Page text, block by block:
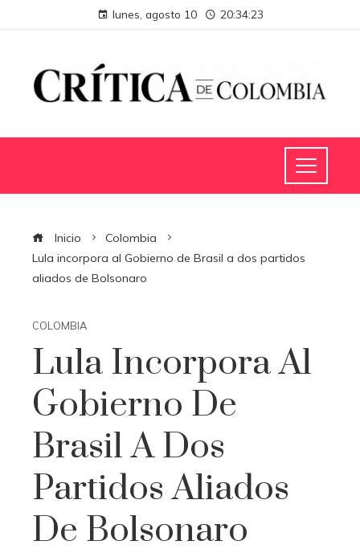
lunes, agosto 10 20:34:24
Inicio
Colombia
Lula incorpora al Gobierno de Brasil a dos partidos
aliados de Bolsonaro
COLOMBIA
Lula Incorpora Al
Gobierno De
Brasil A Dos
Partidos Aliados
De Bolsonaro